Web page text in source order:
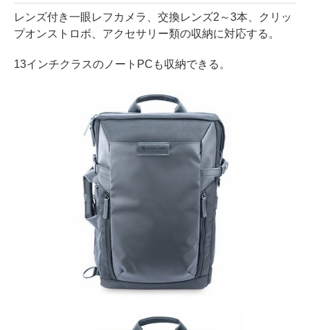
レンズ付き一眼レフカメラ、交換レンズ2～3本、クリッ
プオンストロボ、アクセサリー類の収納に対応する。
13インチクラスのノートPCも収納できる。